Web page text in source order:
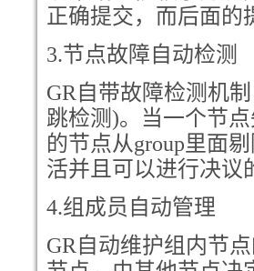
正确提交，而后面的
3.节点故障自动检测
GR 自带故障检测机
跳检测)。当一个节
的节点从group里面
活并且可以进行决议
4.组成员自动管理
GR 自动维护组内节